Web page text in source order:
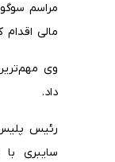
مراسم
مالی اقدام
داد.
رئیس پلیس